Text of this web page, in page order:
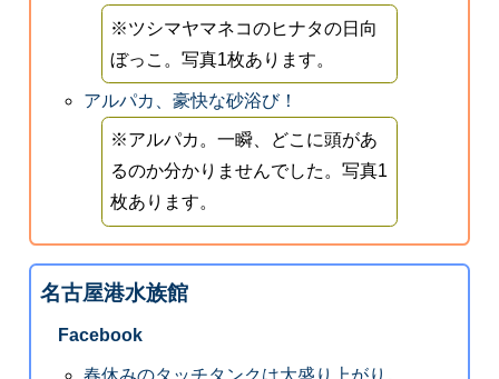
※ツシマヤマネコのヒナタの日向
ぼっこ。写真1枚あります。
アルパカ、豪快な砂浴び！
※アルパカ。一瞬、どこに頭があ
るのか分かりませんでした。写真1
枚あります。
名古屋港水族館
Facebook
春休みのタッチタンクは大盛り上がり。